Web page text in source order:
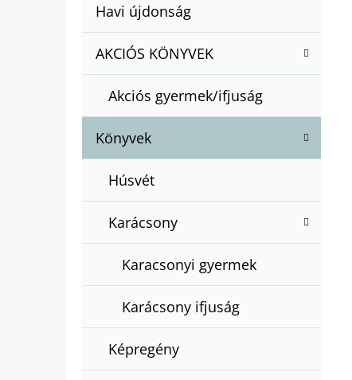
Nátugrása
T
G
R
Á
Havi újdonság
AKCIÓS KÖNYVEK
Akciós gyermek/ifjuság
Könyvek
Húsvét
Karácsony
Karacsonyi gyermek
Karácsony ifjuság
Képregény
BARTOS ERIKA : BOGYÓ ÉS BABÓCA
€12,50